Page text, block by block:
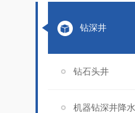
钻深井
钻石头井
机器钻深井降水